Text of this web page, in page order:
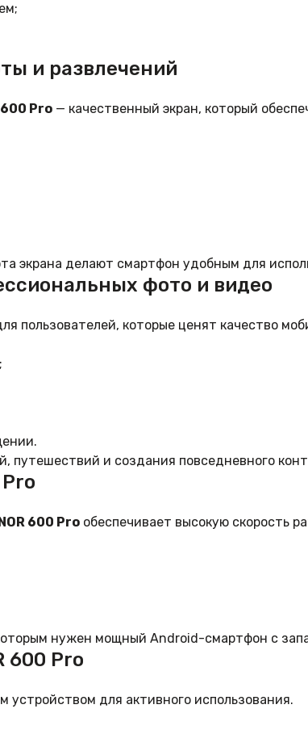
и развлечений
Pro — качественный экран, который
экрана делают смартфон удобным для
фото и видео
пользователей, которые ценят качество
путешествий и создания повседневного
600 Pro обеспечивает высокую скорость
нужен мощный Android-смартфон с
600 Pro
устройством для активного использования.